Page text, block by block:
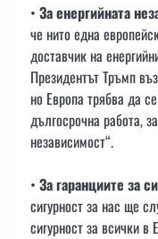
• За енергийната
че нито една
доставчик на
Президентът Тръмп
но Европа трябва да
дългосрочна работа,
независимост“.
• За гаранциите за
сигурност за нас ще
сигурност за всички в